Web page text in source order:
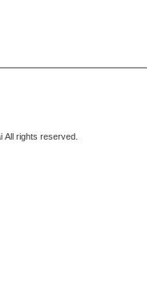
rights reserved.